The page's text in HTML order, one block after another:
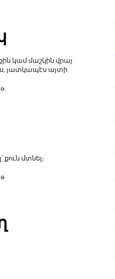
կամ մաշկին վրայ
յատկապէս այտի
քուն մտնել։